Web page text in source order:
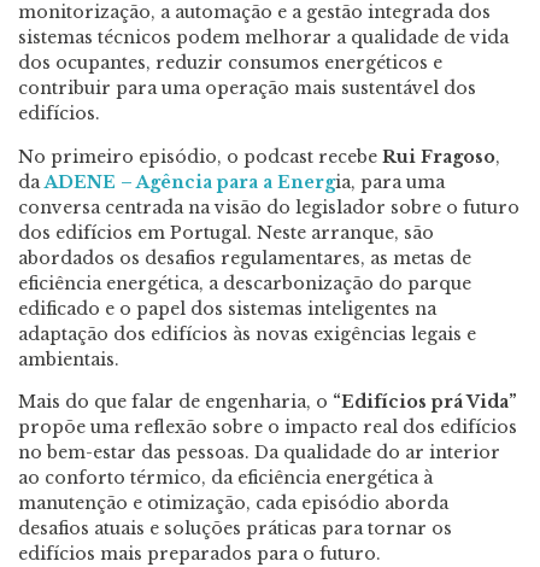
monitorização, a automação e a gestão integrada dos
sistemas técnicos podem melhorar a qualidade de vida
dos ocupantes, reduzir consumos energéticos e
contribuir para uma operação mais sustentável dos
edifícios.
No primeiro episódio, o podcast recebe Rui Fragoso,
daADENE – Agência para a Energia, para uma
conversa centrada na visão do legislador sobre o futuro
dos edifícios em Portugal. Neste arranque, são
abordados os desafios regulamentares, as metas de
eficiência energética, a descarbonização do parque
edificado e o papel dos sistemas inteligentes na
adaptação dos edifícios às novas exigências legais e
ambientais.
Mais do que falar de engenharia, o “Edifícios prá Vida”
propõe uma reflexão sobre o impacto real dos edifícios
no bem-estar das pessoas. Da qualidade do ar interior
ao conforto térmico, da eficiência energética à
manutenção e otimização, cada episódio aborda
desafios atuais e soluções práticas para tornar os
edifícios mais preparados para o futuro.